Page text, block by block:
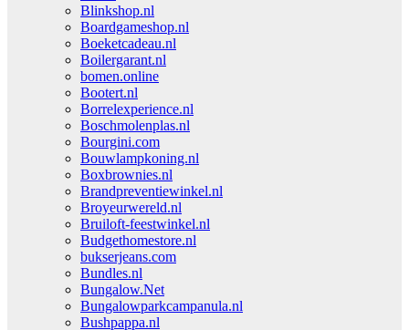
Blinkshop.nl
Boardgameshop.nl
Boeketcadeau.nl
Boilergarant.nl
bomen.online
Bootert.nl
Borrelexperience.nl
Boschmolenplas.nl
Bourgini.com
Bouwlampkoning.nl
Boxbrownies.nl
Brandpreventiewinkel.nl
Broyeurwereld.nl
Bruiloft-feestwinkel.nl
Budgethomestore.nl
bukserjeans.com
Bundles.nl
Bungalow.Net
Bungalowparkcampanula.nl
Bushpappa.nl